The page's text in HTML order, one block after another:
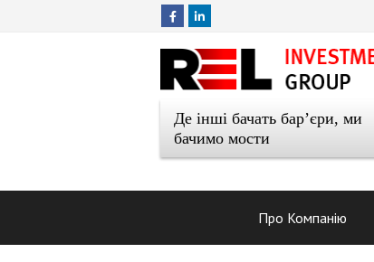
Де інші бачать бар’єри, ми
бачимо мости
Про Компанію